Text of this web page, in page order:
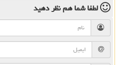
لطفا شما همنظر دهید